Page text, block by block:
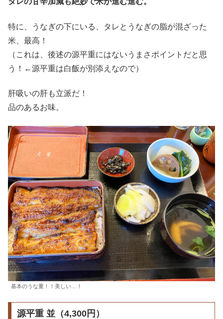
特に、うなぎの下にいる、タレとうなぎの脂が混ざった
米、最高！
（これは、後述の源平重にはないうまさポイントだと思
う！←源平重は白飯が別添えなので）
肝吸いの肝も立派だ！
品のあるお味。
基本のうな重！！美しい…！
源平重 並（4,300円）